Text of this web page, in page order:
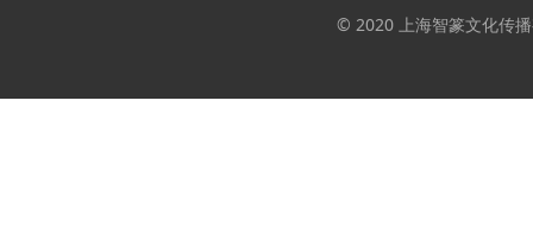
© 2020 上海智篆文化传